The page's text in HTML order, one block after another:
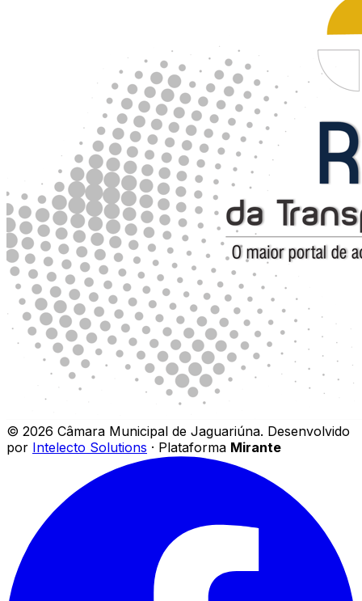
© 2026 Câmara Municipal de Jaguariúna. Desenvolvido
por Intelecto Solutions · Plataforma Mirante